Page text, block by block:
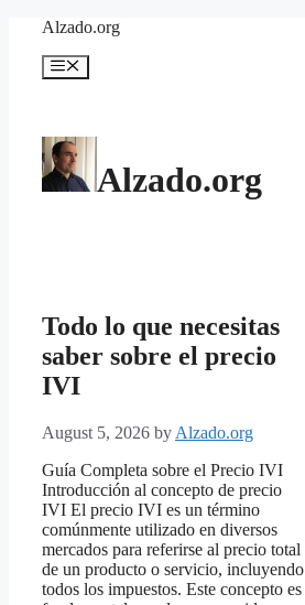
content
Alzado.org
Menu
Alzado.org
Todo lo que necesitas
saber sobre el precio
IVI
August 5, 2026 by Alzado.org
Guía Completa sobre el Precio IVI
Introducción al concepto de precio
IVI El precio IVI es un término
comúnmente utilizado en diversos
mercados para referirse al precio total
de un producto o servicio, incluyendo
todos los impuestos. Este concepto es